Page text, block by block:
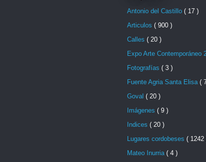
Antonio del Castillo ( 17 )
Articulos ( 900 )
Calles ( 20 )
Expo Arte Contemporáneo
Fotografías ( 3 )
Fuente Agria Santa Elisa (
Goval ( 20 )
Imágenes ( 9 )
Indices ( 20 )
Lugares cordobeses ( 1242
Mateo Inurria ( 4 )